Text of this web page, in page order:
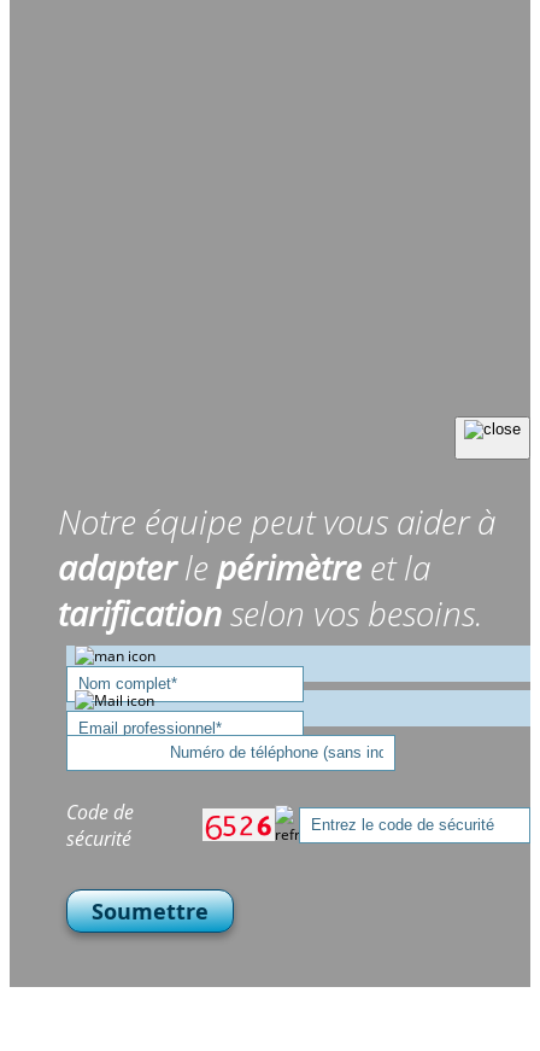
Notre équipe peut vous aider à
adapterle périmètre et la
tarificationselon vos besoins.
Code de
sécurité
Soumettre